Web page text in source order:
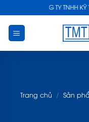
to
content
CÔNG TY TNHH KỸ
Trang chủ / Sản